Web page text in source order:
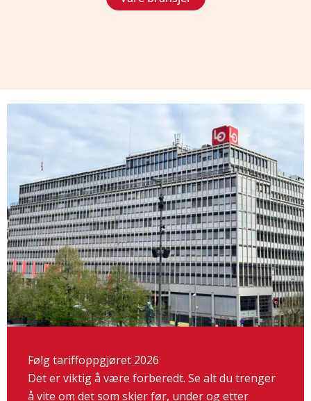
Følg tariffoppgjøret 2026
Det er viktig å være forberedt. Se alt du trenger
å vite om det som skjer før, under og etter